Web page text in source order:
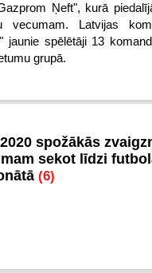
Ņeft", kurā
vecumam. Latvijas
jaunie spēlētāji 13
grupā.
spožākās
sekot līdzi
(6)